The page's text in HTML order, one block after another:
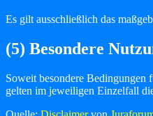
Es gilt ausschließlich das
(5) Besondere
Soweit besondere Bedingungen
gelten im jeweiligen Einzelfall